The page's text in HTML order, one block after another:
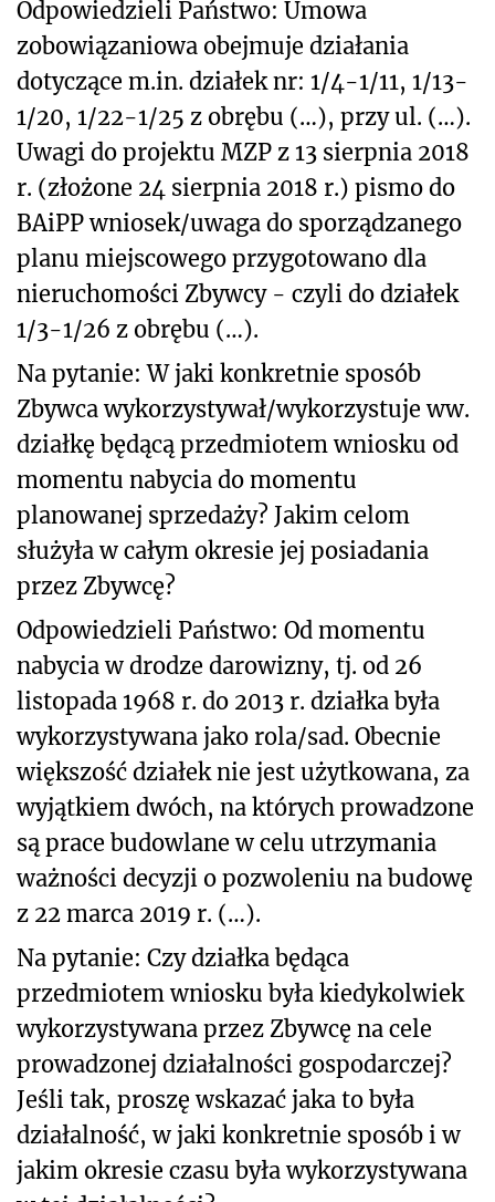
Odpowiedzieli Państwo: Umowa
zobowiązaniowa obejmuje działania
dotyczące m.in. działek nr: 1/4-1/11, 1/13-
1/20, 1/22-1/25 z obrębu (…), przy ul. (…).
Uwagi do projektu MZP z 13 sierpnia 2018
r. (złożone 24 sierpnia 2018 r.) pismo do
BAiPP wniosek/uwaga do sporządzanego
planu miejscowego przygotowano dla
nieruchomości Zbywcy - czyli do działek
1/3-1/26 z obrębu (…).
Na pytanie: W jaki konkretnie sposób
Zbywca wykorzystywał/wykorzystuje ww.
działkę będącą przedmiotem wniosku od
momentu nabycia do momentu
planowanej sprzedaży? Jakim celom
służyła w całym okresie jej posiadania
przez Zbywcę?
Odpowiedzieli Państwo: Od momentu
nabycia w drodze darowizny, tj. od 26
listopada 1968 r. do 2013 r. działka była
wykorzystywana jako rola/sad. Obecnie
większość działek nie jest użytkowana, za
wyjątkiem dwóch, na których prowadzone
są prace budowlane w celu utrzymania
ważności decyzji o pozwoleniu na budowę
z 22 marca 2019 r. (…).
Na pytanie: Czy działka będąca
przedmiotem wniosku była kiedykolwiek
wykorzystywana przez Zbywcę na cele
prowadzonej działalności gospodarczej?
Jeśli tak, proszę wskazać jaka to była
działalność, w jaki konkretnie sposób i w
jakim okresie czasu była wykorzystywana